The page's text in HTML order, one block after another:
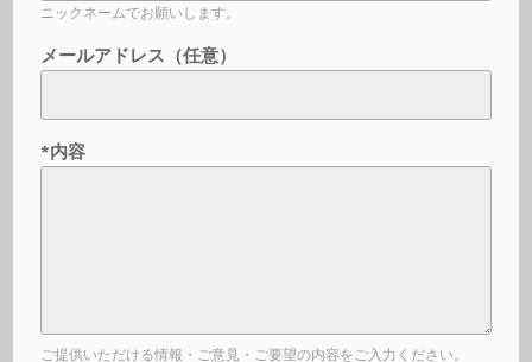
ニックネームでお願いします。
メールアドレス（任意）
*内容
ご提供いただける情報・ご意見・ご要望の内容をご入力ください。